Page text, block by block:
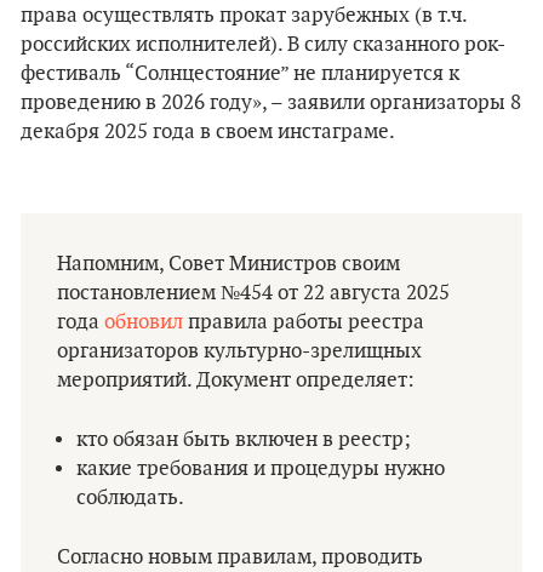
права осуществлять прокат зарубежных (в т.ч.
российских исполнителей). В силу сказанного рок-
фестиваль “Солнцестояние” не планируется к
проведению в 2026 году», – заявили организаторы 8
декабря 2025 года в своем инстаграме.
Напомним, Совет Министров своим
постановлением №454 от 22 августа 2025
года обновил правила работы реестра
организаторов культурно-зрелищных
мероприятий. Документ определяет:
кто обязан быть включен в реестр;
какие требования и процедуры нужно
соблюдать.
Согласно новым правилам, проводить